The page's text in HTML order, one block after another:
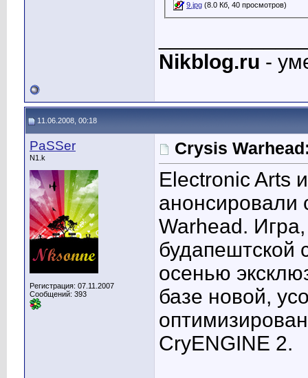
9.jpg (8.0 Кб, 40 просмотров)
Nikblog.ru -
11.06.2008, 00:18
PaSSer
N1.k
Регистрация: 07.11.2007
Сообщений: 393
Crysis
Electronic Arts
анонсировали
Warhead.
будапештской
осенью
базе новой,
CryENGINE 2.